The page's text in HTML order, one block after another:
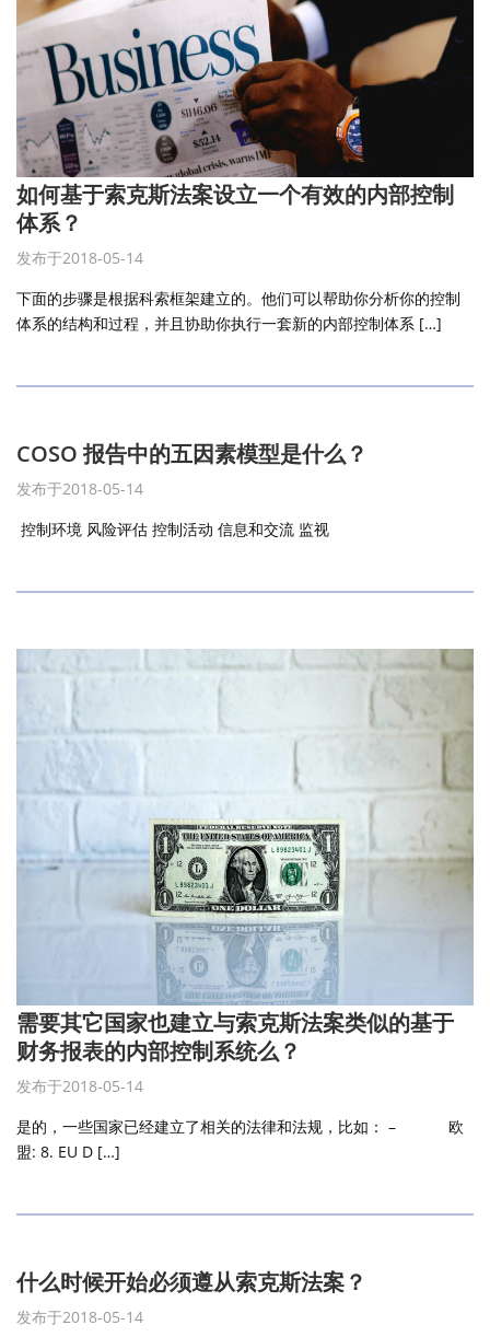
如何基于索克斯法案设立一个有效的内部控制
体系？
发布于2018-05-14
下面的步骤是根据科索框架建立的。他们可以帮助你分析你的控制
体系的结构和过程，并且协助你执行一套新的内部控制体系 […]
COSO 报告中的五因素模型是什么？
发布于2018-05-14
控制环境 风险评估 控制活动 信息和交流 监视
需要其它国家也建立与索克斯法案类似的基于
财务报表的内部控制系统么？
发布于2018-05-14
是的，一些国家已经建立了相关的法律和法规，比如： – 欧
盟: 8. EU D […]
什么时候开始必须遵从索克斯法案？
发布于2018-05-14